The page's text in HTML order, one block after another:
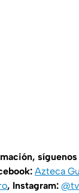
Azteca
, Instagram: